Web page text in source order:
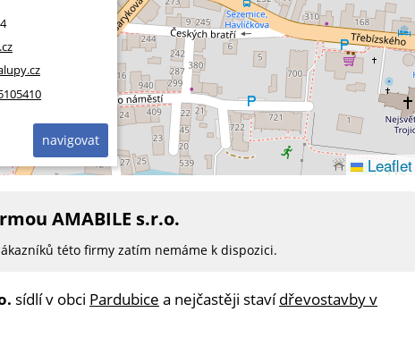
Leaflet
navigovat
AMABILE s.r.o.
této firmy zatím nemáme k dispozici.
sídlí v obci Pardubice a nejčastěji stavídřevostavby v